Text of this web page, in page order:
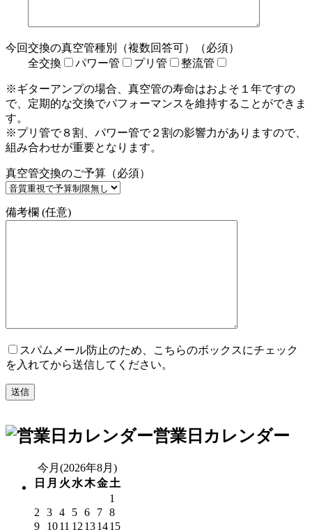
今回交換の真空管種別（複数回答可）（必須）
全交換
パワー管 プリ管 整流管
※ギターアンプの場合、真空管の寿命はおよそ１年ですの
で、定期的な交換でパフォーマンスを維持することができま
す。
※プリ管で８割、パワー管で２割の影響力がありますので、
組み合わせが重要となります。
真空管交換のご予算（必須）
備考欄 (任意)
スパムメール防止のため、こちらのボックスにチェック
を入れてから送信してください。
営業日カレンダー
今月(2026年8月)
日 月 火 水木金土
1
2
3 4 5 6 7 8
9
1011 12 131415